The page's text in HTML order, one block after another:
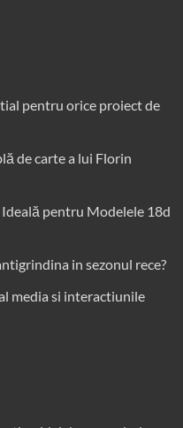
pentru orice proiect de
de carte a lui Florin
pentru Modelele 18d
in sezonul rece?
media si interactiunile